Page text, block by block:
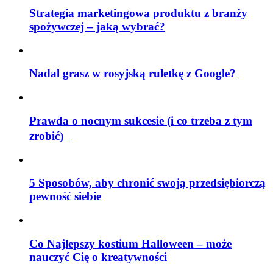
Strategia marketingowa produktu z branży
spożywczej – jaką wybrać?
Nadal grasz w rosyjską ruletkę z Google?
Prawda o nocnym sukcesie (i co trzeba z tym
zrobić)
5 Sposobów, aby chronić swoją przedsiębiorczą
pewność siebie
Co Najlepszy kostium Halloween – może
nauczyć Cię o kreatywności